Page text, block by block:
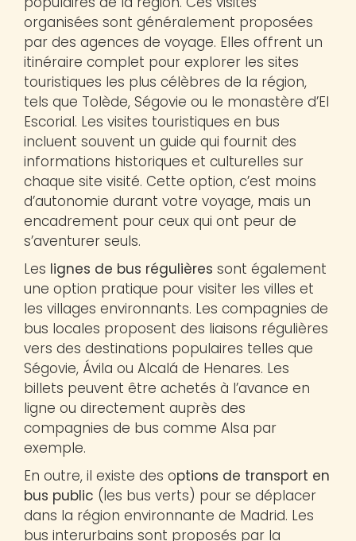
organisées sont généralement proposées
par des agences de voyage. Elles offrent un
itinéraire complet pour explorer les sites
touristiques les plus célèbres de la région,
tels que Tolède, Ségovie ou le monastère d’El
Escorial. Les visites touristiques en bus
incluent souvent un guide qui fournit des
informations historiques et culturelles sur
chaque site visité. Cette option, c’est moins
d’autonomie durant votre voyage, mais un
encadrement pour ceux qui ont peur de
s’aventurer seuls.
Les lignes de bus régulières sont également
une option pratique pour visiter les villes et
les villages environnants. Les compagnies de
bus locales proposent des liaisons régulières
vers des destinations populaires telles que
Ségovie, Ávila ou Alcalá de Henares. Les
billets peuvent être achetés à l’avance en
ligne ou directement auprès des
compagnies de bus comme Alsa par
exemple.
En outre, il existe des options de transport en
bus public (les bus verts) pour se déplacer
dans la région environnante de Madrid. Les
bus interurbains sont proposés par la